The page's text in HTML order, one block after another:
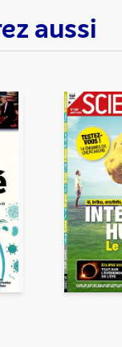
partageant du
pour donner
indésirable. Votre
aussi